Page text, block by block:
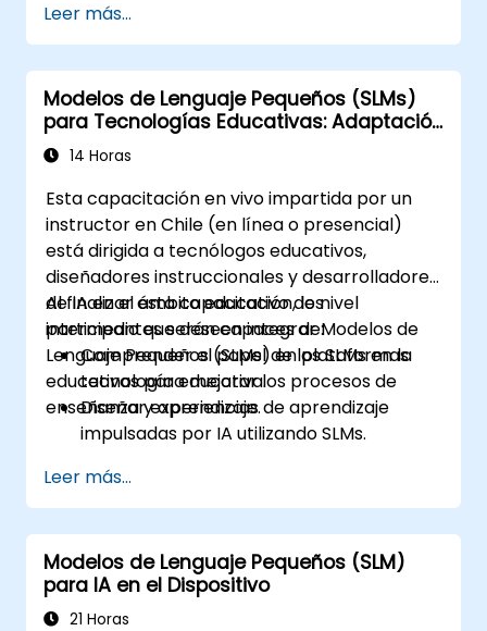
Desarrollar estrategias para desplegar
SLM en sistemas de gestión urbana.
Evaluar el impacto de los SLM en la
planificación urbana y las soluciones para
ciudades inteligentes.
Leer más...
Modelos de Lenguaje Pequeños (SLMs)
para Tecnologías Educativas: Adaptación
de la IA para el Aprendizaje y el Desarrollo
14 Horas
Esta capacitación en vivo impartida por un
instructor en Chile (en línea o presencial)
está dirigida a tecnólogos educativos,
diseñadores instruccionales y desarrolladores
de IA en el ámbito educativo de nivel
intermedio que deseen integrar Modelos de
Lenguaje Pequeños (SLMs) en plataformas
educativas para mejorar los procesos de
enseñanza y aprendizaje.
Al finalizar esta capacitación, los
participantes serán capaces de:
Comprender el papel de los SLMs en la
tecnología educativa.
Diseñar experiencias de aprendizaje
impulsadas por IA utilizando SLMs.
educativos.
Evaluar la efectividad de los SLMs en los
resultados de aprendizaje.
Leer más...
Modelos de Lenguaje Pequeños (SLM)
para IA en el Dispositivo
21 Horas